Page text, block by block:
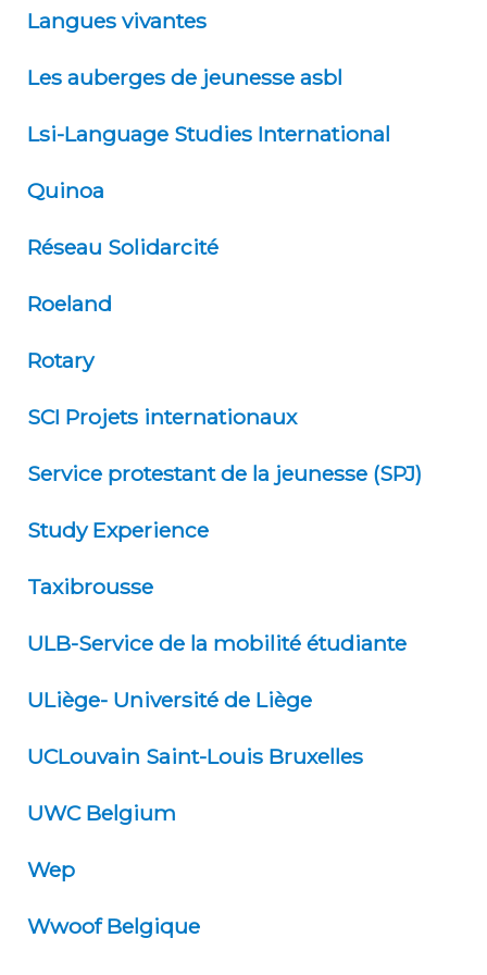
Langues vivantes
Les auberges de jeunesse asbl
Lsi-Language Studies International
Quinoa
Réseau Solidarcité
Roeland
Rotary
SCI Projets internationaux
Service protestant de la jeunesse (SPJ)
Study Experience
Taxibrousse
ULB-Service de la mobilité étudiante
ULiège- Université de Liège
UCLouvain Saint-Louis Bruxelles
UWC Belgium
Wep
Wwoof Belgique